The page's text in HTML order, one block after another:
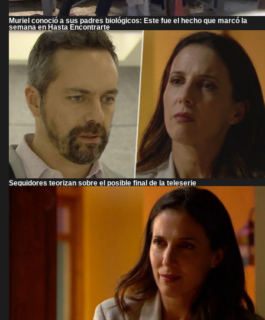
Muriel conoció a sus padres biológicos: Este fue el hecho que marcó la
semana en Hasta Encontrarte
Seguidores teorizan sobre el posible final de la teleserie